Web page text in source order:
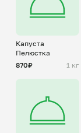
Капуста
Пелюстка
870₽
1 кг